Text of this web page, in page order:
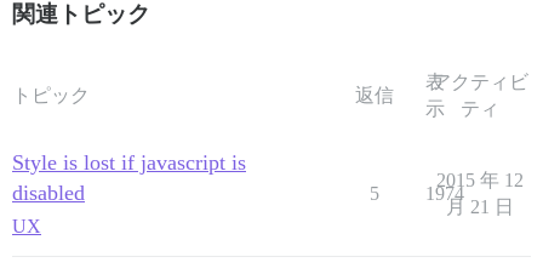
関連トピック
トピック 返信
表
示
アクティビ
ティ
Style is lost if javascript is
disabled
UX
5 1974
2015 年 12
月 21 日